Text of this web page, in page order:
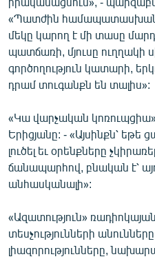
ԲԱՆԱՎԵՃ
ՁԳՏԵԼՈՎ ԼԱՎԱԳՈՒՅՆԻՆ
ՓՈԴՔԱՍԹ
English
Русский
«Պատժին համապատասխան
մեկը կարող է մի տասը
պատճառի, մյուսը ուղղակի
գործողություն կատարի,
դրամ տուգանքն են տալիս»:
«Կա վարչական
Երիցյանը: - «Այսինքն՝
լուծել եւ օրենքները
ճանապարհով, բնական է՝
անհասկանալի»:
«Ազատություն»
տեսչությունների
լիազորությունները,